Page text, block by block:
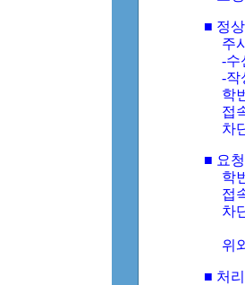
■ 정
주
-수
-작
학
접
차
■ 요
학
접
차
위
■ 처